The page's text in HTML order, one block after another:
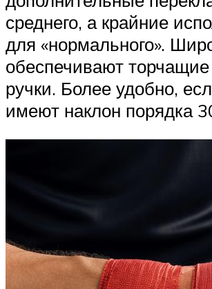
среднего, а крайние
для «нормального».
обеспечивают
ручки. Более удобно,
имеют наклон порядка